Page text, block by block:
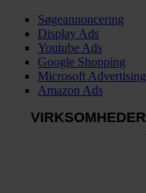
Søgeannoncering
Display Ads
Youtube Ads
Google Shopping
Microsoft Advertising
Amazon Ads